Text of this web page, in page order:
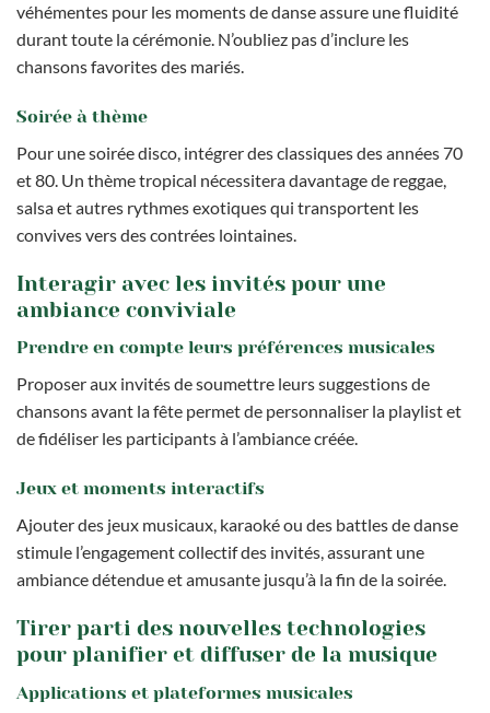
véhémentes pour les moments de danse assure une fluidité
durant toute la cérémonie. N’oubliez pas d’inclure les
chansons favorites des mariés.
Soirée à thème
Pour une soirée disco, intégrer des classiques des années 70
et 80. Un thème tropical nécessitera davantage de reggae,
salsa et autres rythmes exotiques qui transportent les
convives vers des contrées lointaines.
Interagir avec les invités pour une
ambiance conviviale
Prendre en compte leurs préférences musicales
Proposer aux invités de soumettre leurs suggestions de
chansons avant la fête permet de personnaliser la playlist et
de fidéliser les participants à l’ambiance créée.
Jeux et moments interactifs
Ajouter des jeux musicaux, karaoké ou des battles de danse
stimule l’engagement collectif des invités, assurant une
ambiance détendue et amusante jusqu’à la fin de la soirée.
Tirer parti des nouvelles technologies
pour planifier et diffuser de la musique
Applications et plateformes musicales